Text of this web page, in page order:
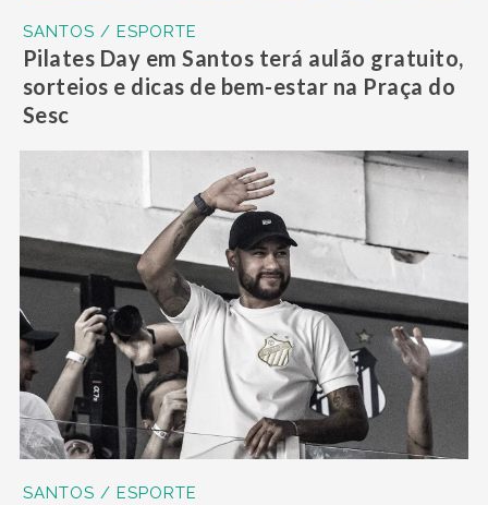
SANTOS / ESPORTE
Pilates Day em Santos terá aulão gratuito,
sorteios e dicas de bem-estar na Praça do
Sesc
SANTOS / ESPORTE